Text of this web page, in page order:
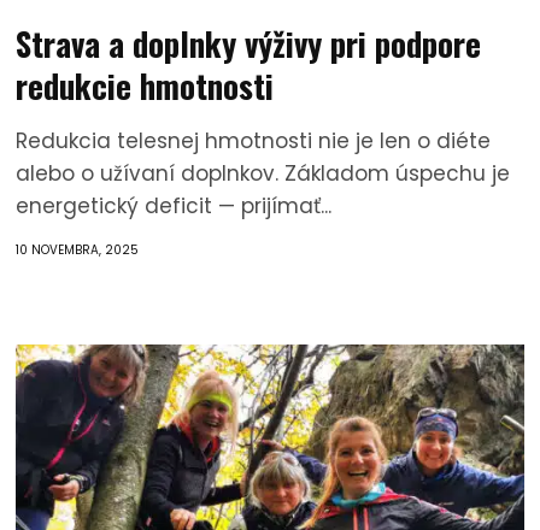
Strava a doplnky výživy pri podpore
redukcie hmotnosti
Redukcia telesnej hmotnosti nie je len o diéte
alebo o užívaní doplnkov. Základom úspechu je
energetický deficit — prijímať...
10 NOVEMBRA, 2025